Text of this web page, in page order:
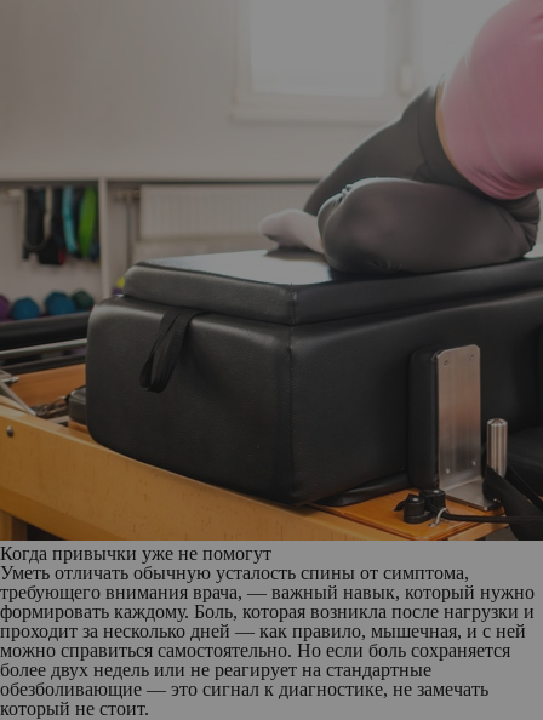
Когда привычки уже не помогут
Уметь отличать обычную усталость спины от симптома,
требующего внимания врача, — важный навык, который нужно
формировать каждому. Боль, которая возникла после нагрузки и
проходит за несколько дней — как правило, мышечная, и с ней
можно справиться самостоятельно. Но если боль сохраняется
более двух недель или не реагирует на стандартные
обезболивающие — это сигнал к диагностике, не замечать
который не стоит.